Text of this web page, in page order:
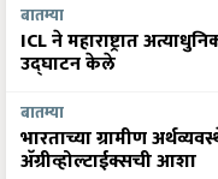
बातम्या
ICL ने महाराष्ट्रात
उद्घाटन केले
बातम्या
भारताच्या ग्रामीण
अ‍ॅग्रीव्होल्टाईक्सची आशा